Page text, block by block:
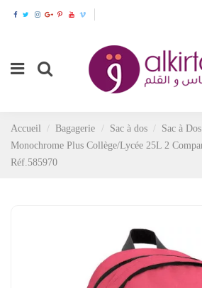
Accueil Bagagerie Sac à dos
Sac à
Monochrome Plus Collège/Lycée 25L 2
Réf.585970